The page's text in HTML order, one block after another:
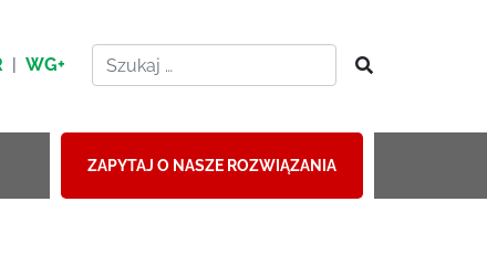
| WG+
ZAPYTAJ O NASZE ROZWIĄZANIA